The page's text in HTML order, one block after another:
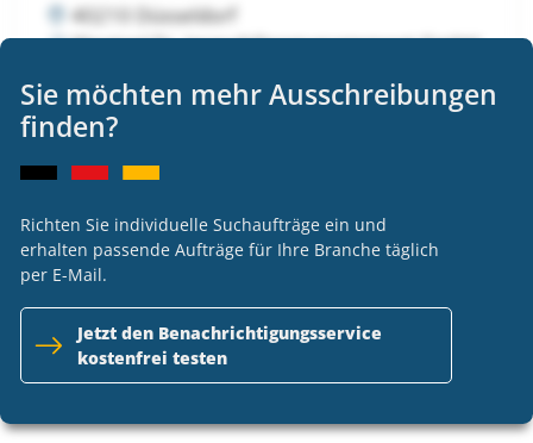
40210 Düsseldorf
Wentzel Dr. Immobilienmanagement GmbH
Ausschreibung nicht länger verfügbar
Wohnungsmodernisierungen in Mettmann
40210 Düsseldorf
Wentzel Dr. Immobilienmanagement GmbH
VOB
Ausschreibung nicht länger verfügbar
Sie möchten mehr Ausschreibungen
finden?
Richten Sie individuelle Suchaufträge ein und
erhalten passende Aufträge für Ihre Branche täglich
per E-Mail.
Jetzt den Benachrichtigungsservice
kostenfrei testen